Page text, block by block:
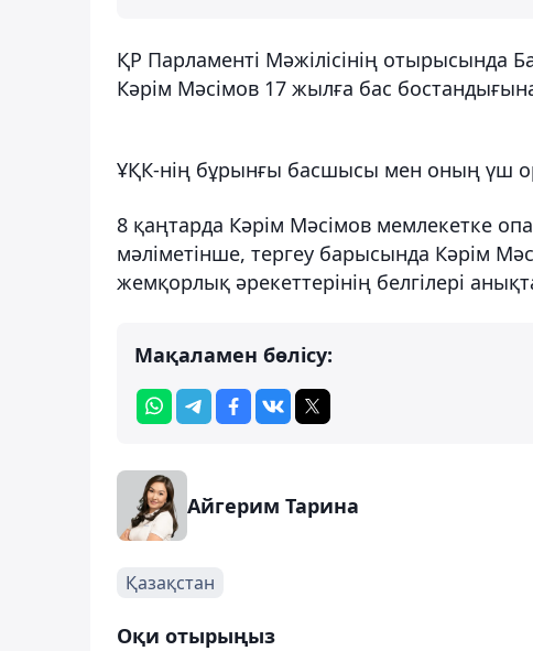
ҚР Парламенті Мәжілісінің отырысында
Кәрім Мәсімов 17 жылға бас
ҰҚК-нің бұрынғы басшысы мен оның үш
8 қаңтарда Кәрім Мәсімов мемлекетке
мәліметінше, тергеу барысында Кәрім
жемқорлық әрекеттерінің белгілері
Мақаламен бөлісу:
Айгерим Тарина
Қазақстан
Оқи отырыңыз